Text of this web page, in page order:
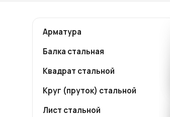
Арматура
Балка стальная
Квадрат стальной
Круг (пруток) стальной
Лист стальной